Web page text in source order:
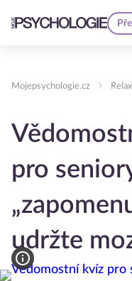
Mojepsychologie.cz Relax
pro
udržte